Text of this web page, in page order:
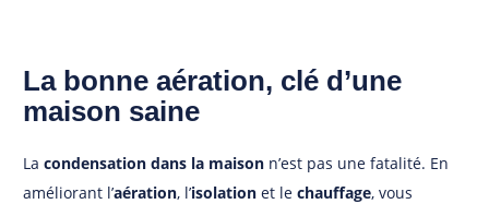
La bonne aération, clé d’une
maison saine
La condensation dans la maison n’est pas une fatalité. En
améliorant l’aération, l’isolation et le chauffage, vous